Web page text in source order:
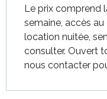
Le prix comprend
semaine, accès au
location nuitée,
consulter. Ouvert
nous contacter